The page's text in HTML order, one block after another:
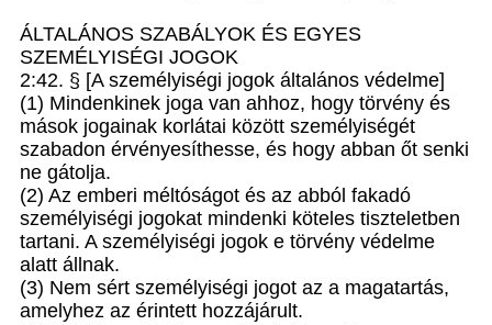
ÁLTALÁNOS SZABÁLYOK ÉS EGYES
SZEMÉLYISÉGI JOGOK
2:42. § [A személyiségi jogok általános védelme]
(1) Mindenkinek joga van ahhoz, hogy törvény és
mások jogainak korlátai között személyiségét
szabadon érvényesíthesse, és hogy abban őt senki
ne gátolja.
(2) Az emberi méltóságot és az abból fakadó
személyiségi jogokat mindenki köteles tiszteletben
tartani. A személyiségi jogok e törvény védelme
alatt állnak.
(3) Nem sért személyiségi jogot az a magatartás,
amelyhez az érintett hozzájárult.